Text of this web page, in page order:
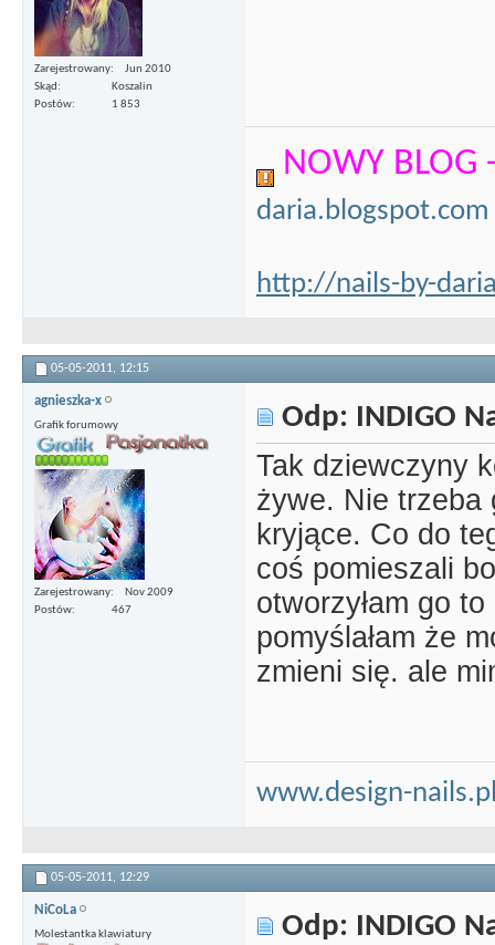
Zarejestrowany
Jun 2010
Skąd
Koszalin
Postów
1 853
NOWY BLOG
daria.blogspot.com
http://nails-by-
05-05-2011, 12:15
agnieszka-x
Grafik forumowy
Zarejestrowany
Nov 2009
Postów
467
Odp: INDIGO
Tak dziewczyny
żywe. Nie trzeba
kryjące. Co do
coś pomieszali
otworzyłam go
pomyślałam że
zmieni się. ale
www.design-
05-05-2011, 12:29
NiCoLa
Molestantka klawiatury Odp: INDIGO